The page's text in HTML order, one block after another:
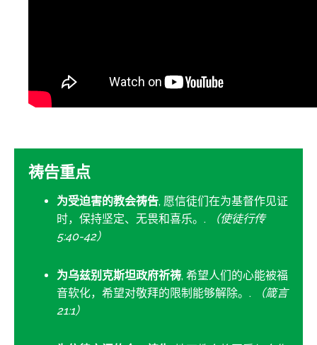
祷告重点
为受迫害的教会祷告, 愿信徒们在为基督作见证
时，保持坚定、无畏和喜乐。.
（使徒行传
5:40-42）
为乌兹别克斯坦政府祈祷, 希望人们的心能被福
音软化，希望对敬拜的限制能够解除。.
（箴言
21:1）